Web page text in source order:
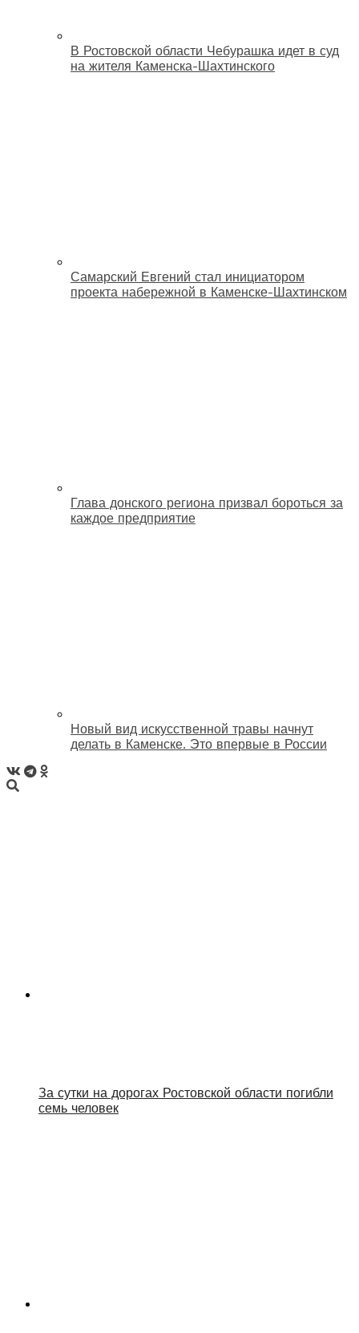
В Ростовской области Чебурашка идет в суд
на жителя Каменска-Шахтинского
Самарский Евгений стал инициатором
проекта набережной в Каменске-Шахтинском
Глава донского региона призвал бороться за
каждое предприятие
Новый вид искусственной травы начнут
делать в Каменске. Это впервые в России
За сутки на дорогах Ростовской области погибли
семь человек